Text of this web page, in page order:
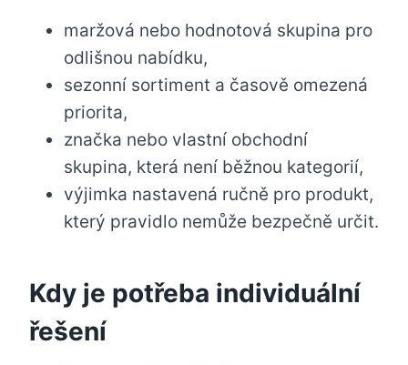
maržová nebo hodnotová skupina pro
odlišnou nabídku,
sezonní sortiment a časově omezená
priorita,
značka nebo vlastní obchodní
skupina, která není běžnou kategorií,
výjimka nastavená ručně pro produkt,
který pravidlo nemůže bezpečně určit.
Kdy je potřeba individuální
řešení